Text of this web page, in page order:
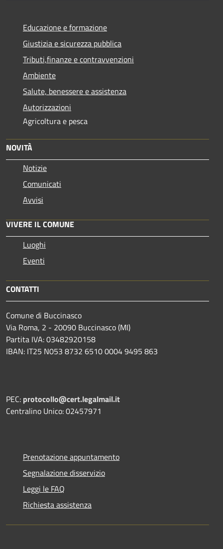
Educazione e formazione
Giustizia e sicurezza pubblica
Tributi,finanze e contravvenzioni
Ambiente
Salute, benessere e assistenza
Autorizzazioni
Agricoltura e pesca
NOVITÀ
Notizie
Comunicati
Avvisi
VIVERE IL COMUNE
Luoghi
Eventi
CONTATTI
Comune di Buccinasco
Via Roma, 2 - 20090 Buccinasco (MI)
Partita IVA: 03482920158
IBAN: IT25 N053 8732 6510 0004 9495 863
PEC: protocollo@cert.legalmail.it
Centralino Unico: 02457971
Prenotazione appuntamento
Segnalazione disservizio
Leggi le FAQ
Richiesta assistenza